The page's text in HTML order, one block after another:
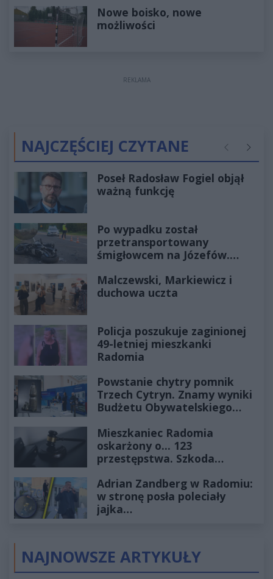
Nowe boisko, nowe
możliwości
REKLAMA
NAJCZĘŚCIEJ CZYTANE Poprzednie
Poseł Radosław Fogiel objął
ważną funkcję
Po wypadku został
przetransportowany
śmigłowcem na Józefów.
Malczewski, Markiewicz i
duchowa uczta
Policja poszukuje zaginionej
49-letniej mieszkanki
Radomia
Powstanie chytry pomnik
Trzech Cytryn. Znamy wyniki
Budżetu Obywatelskiego
Mieszkaniec Radomia
oskarżony o... 123
przestępstwa. Szkoda
złotych
Adrian Zandberg w Radomiu:
w stronę posła poleciały
jajka…
NAJNOWSZE ARTYKUŁY